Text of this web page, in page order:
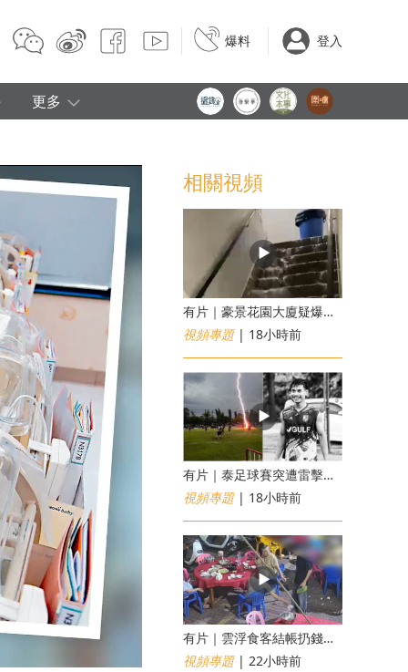
爆料 登入
更多
相關視頻
有片｜豪景花園大廈疑爆消防喉 後樓梯慘變瀑布
視頻專題| 18小時前
有片｜泰足球賽突遭雷擊釀1死12傷 24歲球員被閃電劈中亡
視頻專題| 18小時前
​有片｜雲浮食客結帳扔錢落地施辱 店員找贖時還施彼身獲老闆肯定
視頻專題| 22小時前